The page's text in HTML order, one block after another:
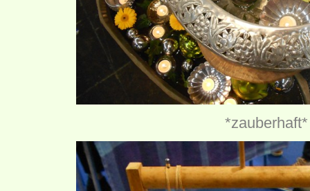
*zauberhaft*